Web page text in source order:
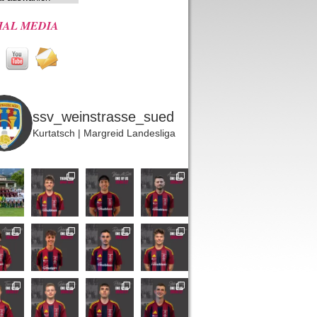
MEDIA
ssv_weinstrasse_sued
Kurtatsch | Margreid Landesliga